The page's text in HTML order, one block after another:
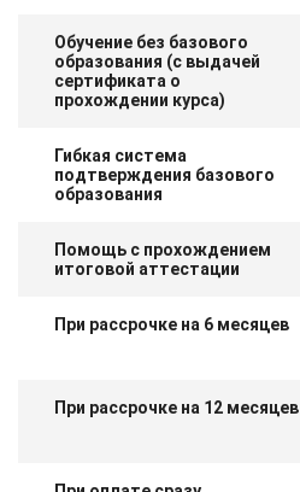
Обучение без базового
образования (с выдачей
сертификата о
прохождении курса)
Гибкая система
подтверждения базового
образования
Помощь с прохождением
итоговой аттестации
При рассрочке на 6 месяцев
При рассрочке на 12 месяцев